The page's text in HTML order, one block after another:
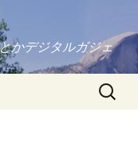
かデジタルガジェ
検
索: